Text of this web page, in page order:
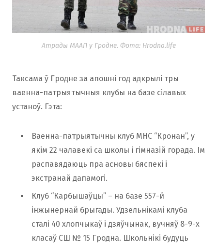
Атрады МААП у Гродне. Фота: Hrodna.life
Таксама ў Гродне за апошні год адкрылі тры
ваенна-патрыятычныя клубы на базе сілавых
устаноў. Гэта:
Ваенна-патрыятычны клуб МНС “Кронан”, у
якім 22 чалавекі са школы і гімназій горада. Ім
распавядаюць пра асновы бяспекі і
экстранай дапамогі.
Клуб “Карбышаўцы” – на базе 557-й
інжынернай брыгады. Удзельнікамі клуба
сталі 40 хлопчыкаў і дзяўчынак, вучняў 8-9-х
класаў СШ № 15 Гродна. Школьнікі будуць